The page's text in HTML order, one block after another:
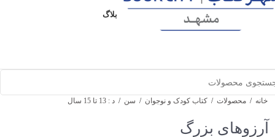
بلاگ
خانه / محصولات / کتاب کودک و نوجوان / سن / د : 13 تا 15 سال
آرزوهای بزرگ